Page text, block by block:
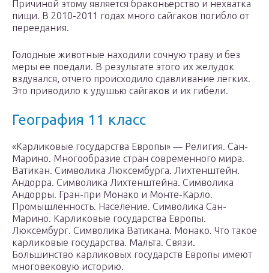
Причиной этому является браконьерство и нехватка
пищи. В 2010-2011 годах много сайгаков погибло от
переедания.
Голодные животные находили сочную траву и без
меры ее поедали. В результате этого их желудок
вздувался, отчего происходило сдавливание легких.
Это приводило к удушью сайгаков и их гибели.
География 11 класс
«Карликовые государства Европы» — Религия. Сан-
Марино. Многообразие стран современного мира.
Ватикан. Символика Люксембурга. Лихтенштейн.
Андорра. Символика Лихтенштейна. Символика
Андорры. Гран-при Монако и Монте-Карло.
Промышленность. Население. Символика Сан-
Марино. Карликовые государства Европы.
Люксембург. Символика Ватикана. Монако. Что такое
карликовые государства. Мальта. Связи.
Большинство карликовых государств Европы имеют
многовековую историю.